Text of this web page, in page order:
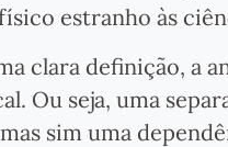
estranho às
clara definição, a
Ou seja, uma
sim uma